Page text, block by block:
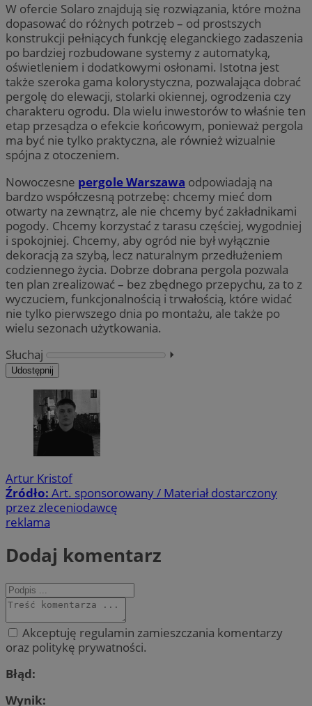
W ofercie Solaro znajdują się rozwiązania, które można
dopasować do różnych potrzeb – od prostszych
konstrukcji pełniących funkcję eleganckiego zadaszenia
po bardziej rozbudowane systemy z automatyką,
oświetleniem i dodatkowymi osłonami. Istotna jest
także szeroka gama kolorystyczna, pozwalająca dobrać
pergolę do elewacji, stolarki okiennej, ogrodzenia czy
charakteru ogrodu. Dla wielu inwestorów to właśnie ten
etap przesądza o efekcie końcowym, ponieważ pergola
ma być nie tylko praktyczna, ale również wizualnie
spójna z otoczeniem.
Nowoczesne pergole Warszawa odpowiadają na
bardzo współczesną potrzebę: chcemy mieć dom
otwarty na zewnątrz, ale nie chcemy być zakładnikami
pogody. Chcemy korzystać z tarasu częściej, wygodniej
i spokojniej. Chcemy, aby ogród nie był wyłącznie
dekoracją za szybą, lecz naturalnym przedłużeniem
codziennego życia. Dobrze dobrana pergola pozwala
ten plan zrealizować – bez zbędnego przepychu, za to z
wyczuciem, funkcjonalnością i trwałością, które widać
nie tylko pierwszego dnia po montażu, ale także po
wielu sezonach użytkowania.
Słuchaj
⏵︎
Udostępnij
Artur Kristof
Źródło: Art. sponsorowany / Materiał dostarczony
przez zleceniodawcę
reklama
Dodaj komentarz
Akceptuję regulamin zamieszczania komentarzy
oraz politykę prywatności.
Błąd:
Wynik: